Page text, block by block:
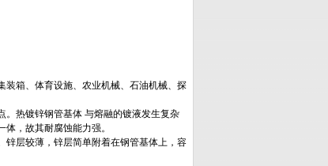
装箱、体育设施、农业机械、石油机械、探
。热镀锌钢管基体 与熔融的镀液发生复杂
，故其耐腐蚀能力强。
锌层较薄，锌层简单附着在钢管基体上，容